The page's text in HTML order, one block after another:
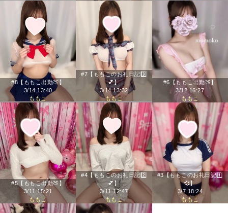
#8【ももこ出勤🍑】
3/14 13:40
ももこ
#7【ももこのお礼日記3️⃣
💕】
3/14 13:32
ももこ
#6【ももこ出勤🍑】
3/12 16:27
ももこ
#5【ももこ出勤🍑】
3/11 15:21
ももこ
#4【ももこのお礼日記2️⃣
💕】
3/11 12:47
ももこ
#3【ももこのお礼日記1️⃣
💞】
3/7 18:24
ももこ